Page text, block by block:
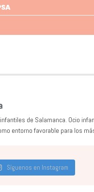
de Salamanca. Ocio
entorno favorable para los
Síguenos en Instagram